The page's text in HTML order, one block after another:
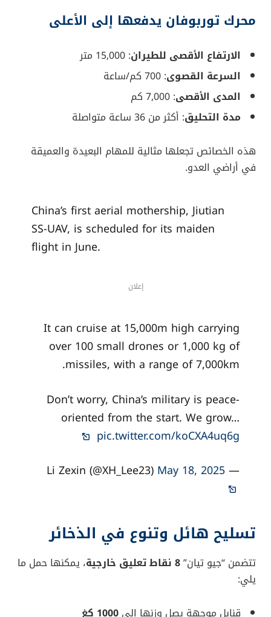
تغيّر هذه الطائرة مستقبل الحرب الجوية؟
مواصفات طائرة “جيو تيان”:
الوحش الصيني الجديد
أبعاد وقوة إقلاع غير مسبوقة
امتداد الجناحين: 25 متراً
الوزن عند الإقلاع
بهذه الأرقام، تتجاوز “جيو تيان” أغلب الطائرات المسيرة
المعروفة، ليس فقط من حيث الحمولة، بل أيضًا من حيث
محرك توربوفان يدفعها إلى الأعلى
الارتفاع الأقصى للطيران: 15,000 متر
السرعة القصوى : 700 كم/ساعة
المدى الأقصى: 7,000 كم
هذه الخصائص تجعلها مثالية للمهام البعيدة والعميقة
في أراضي العدو.
China’s first aerial mothership, Jiutian
إعلان